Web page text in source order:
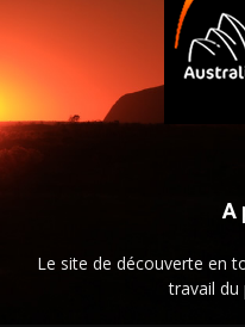
A
Le site de découverte en
travail du